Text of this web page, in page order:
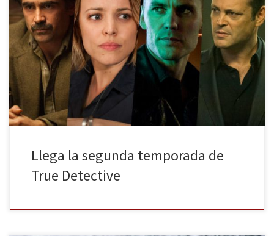
Tras una larguísima espera, la segunda temporada de True
Detective por fin se ha estrenado en las televisiones
estadounidenses. A pesar del listón tan alto que dejó su anterior
temporada, esta nueva historia ha comenzado con muy buen pie.
La gran espera por fin finalizó. Han sido muchísimos los rumores
[…]
Llega la segunda temporada de
True Detective